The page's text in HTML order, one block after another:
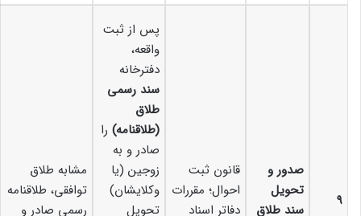
۹
صدور و
تحویل
سند طلاق
قانون ثبت
احوال؛ مقررات
دفاتر اسناد
پس از ثبت
واقعه،
دفترخانه
سند رسمی
طلاق
(طلاقنامه) را
صادر و به
زوجین (یا
وکلایشان)
تحویل
مشابه طلاق
توافقی، طلاقنامه
رسمی صادر و